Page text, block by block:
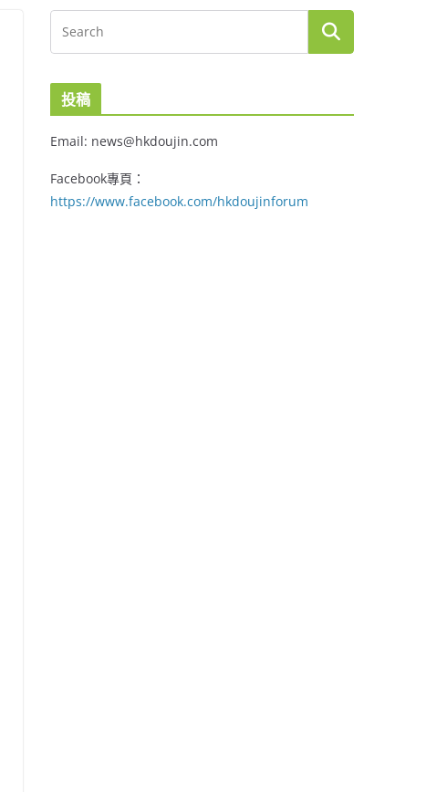
投稿
Email: news@hkdoujin.com
Facebook專頁：
https://www.facebook.com/hkdoujinforum